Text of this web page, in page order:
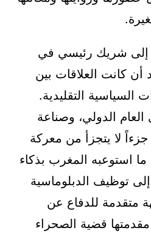
إلى شريك رئيسي في
أن كانت العلاقات بين
السياسية التقليدية.
العام الدولي، وصناعة
جزءاً لا يتجزأ من معركة
ما استوعبه المغرب بذكاء
إلى توظيف الدبلوماسية
متقدمة للدفاع عن
قضية الصحراء